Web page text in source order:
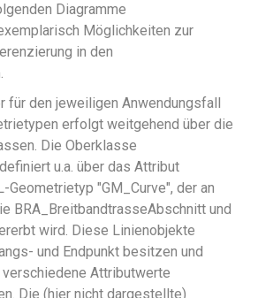
Diagramme
Möglichkeiten zur
in den
für den jeweiligen Anwendungsfall
erfolgt weitgehend über die
Die Oberklasse
u.a. über das Attribut
Geometrietyp "GM_Curve", der an
BRA_BreitbandtrasseAbschnitt und
wird. Diese Linienobjekte
und Endpunkt besitzen und
Attributwerte
Die (hier nicht dargestellte)